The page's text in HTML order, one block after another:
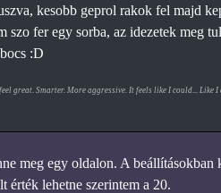
kesobb geprol rakok fel majd
szo fer egy sorba, az idezetek meg
:D
great. Smarter. More aggressive. It feels like I could... Like
meg egy oldalon. A
érték lehetne szerintem a 20.